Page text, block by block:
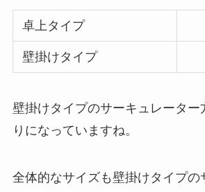
卓上タイプ
壁掛けタイプ
壁掛けタイプのサーキュレーター
りになっていますね。
全体的なサイズも壁掛けタイプの